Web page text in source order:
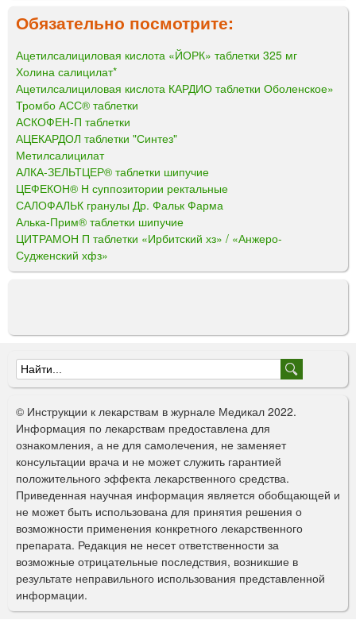
Обязательно посмотрите:
Ацетилсалициловая кислота «ЙОРК» таблетки 325 мг
Холина салицилат*
Ацетилсалициловая кислота КАРДИО таблетки Оболенское»
Тромбо АСС® таблетки
АСКОФЕН-П таблетки
АЦЕКАРДОЛ таблетки "Синтез"
Метилсалицилат
АЛКА-ЗЕЛЬТЦЕР® таблетки шипучие
ЦЕФЕКОН® Н суппозитории ректальные
САЛОФАЛЬК гранулы Др. Фальк Фарма
Алька-Прим® таблетки шипучие
ЦИТРАМОН П таблетки «Ирбитский хз» / «Анжеро-
Судженский хфз»
Ф
о
р
м
а
п
о
и
с
к
© Инструкции к лекарствам в журнале Медикал 2022.
Информация по лекарствам предоставлена для
ознакомления, а не для самолечения, не заменяет
консультации врача и не может служить гарантией
положительного эффекта лекарственного средства.
Приведенная научная информация является обобщающей и
не может быть использована для принятия решения о
возможности применения конкретного лекарственного
препарата. Редакция не несет ответственности за
возможные отрицательные последствия, возникшие в
результате неправильного использования представленной
информации.